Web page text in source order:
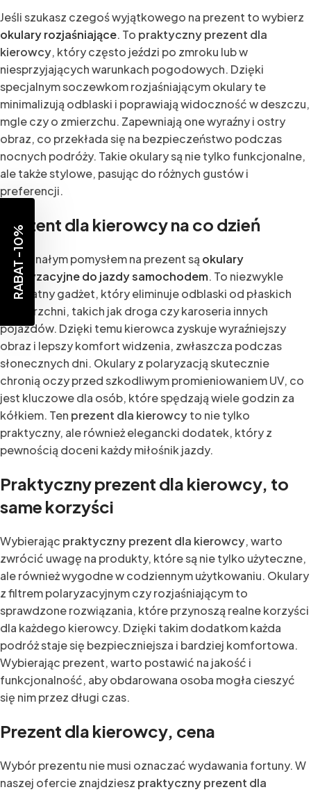
Jeśli szukasz czegoś wyjątkowego na prezent to wybierz
okulary rozjaśniające. To praktyczny prezent dla
kierowcy, który często jeździ po zmroku lub w
niesprzyjających warunkach pogodowych. Dzięki
specjalnym soczewkom rozjaśniającym okulary te
minimalizują odblaski i poprawiają widoczność w deszczu,
mgle czy o zmierzchu. Zapewniają one wyraźny i ostry
obraz, co przekłada się na bezpieczeństwo podczas
nocnych podróży. Takie okulary są nie tylko funkcjonalne,
ale także stylowe, pasując do różnych gustów i
preferencji.
Prezent dla kierowcy na co dzień
Doskonałym pomysłem na prezent są okulary
polaryzacyjne do jazdy samochodem. To niezwykle
przydatny gadżet, który eliminuje odblaski od płaskich
powierzchni, takich jak droga czy karoseria innych
pojazdów. Dzięki temu kierowca zyskuje wyraźniejszy
obraz i lepszy komfort widzenia, zwłaszcza podczas
słonecznych dni. Okulary z polaryzacją skutecznie
chronią oczy przed szkodliwym promieniowaniem UV, co
jest kluczowe dla osób, które spędzają wiele godzin za
kółkiem. Ten prezent dla kierowcyto nie tylko
praktyczny, ale również elegancki dodatek, który z
pewnością doceni każdy miłośnik jazdy.
Praktyczny prezent dla kierowcy, to
same korzyści
Wybierając praktyczny prezent dla kierowcy, warto
zwrócić uwagę na produkty, które są nie tylko użyteczne,
ale również wygodne w codziennym użytkowaniu. Okulary
z filtrem polaryzacyjnym czy rozjaśniającym to
sprawdzone rozwiązania, które przynoszą realne korzyści
dla każdego kierowcy. Dzięki takim dodatkom każda
podróż staje się bezpieczniejsza i bardziej komfortowa.
Wybierając prezent, warto postawić na jakość i
funkcjonalność, aby obdarowana osoba mogła cieszyć
się nim przez długi czas.
Prezent dla kierowcy, cena
Wybór prezentu nie musi oznaczać wydawania fortuny. W
naszej ofercie znajdziesz praktyczny prezent dla
RABAT -10%